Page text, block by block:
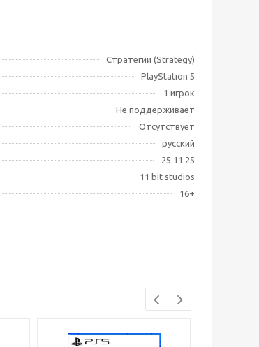
Стратегии (Strategy)
PlayStation 5
1 игрок
Не поддерживает
Отсутствует
русский
25.11.25
11 bit studios
16+